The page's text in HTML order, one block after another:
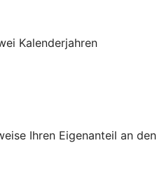
Kalenderjahren
Ihren Eigenanteil an